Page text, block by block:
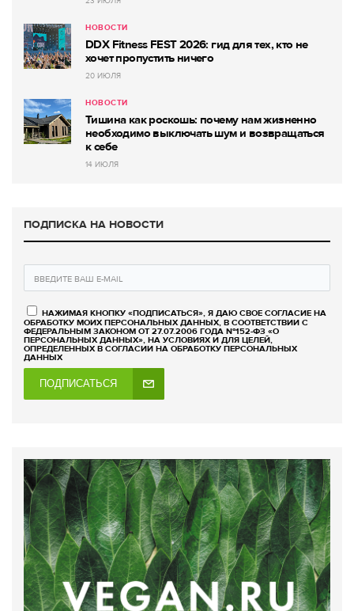
НОВОСТИ
DDX Fitness FEST 2026: гид для тех, кто не
хочет пропустить ничего
20 ИЮЛЯ
НОВОСТИ
Тишина как роскошь: почему нам жизненно
необходимо выключать шум и возвращаться
к себе
14 ИЮЛЯ
ПОДПИСКА НА НОВОСТИ
НАЖИМАЯ КНОПКУ «ПОДПИСАТЬСЯ», Я ДАЮ СВОЕ СОГЛАСИЕ НА
ОБРАБОТКУ МОИХ ПЕРСОНАЛЬНЫХ ДАННЫХ, В СООТВЕТСТВИИ С
ФЕДЕРАЛЬНЫМ ЗАКОНОМ ОТ 27.07.2006 ГОДА №152-ФЗ «О
ПЕРСОНАЛЬНЫХ ДАННЫХ», НА УСЛОВИЯХ И ДЛЯ ЦЕЛЕЙ,
ОПРЕДЕЛЕННЫХ В СОГЛАСИИ НА ОБРАБОТКУ ПЕРСОНАЛЬНЫХ
ДАННЫХ
ПОДПИСАТЬСЯ